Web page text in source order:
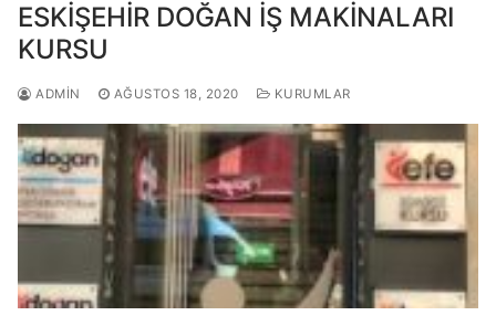
ESKİŞEHİR DOĞAN İŞ MAKİNALARI
KURSU
ADMIN AĞUSTOS 18, 2020 KURUMLAR